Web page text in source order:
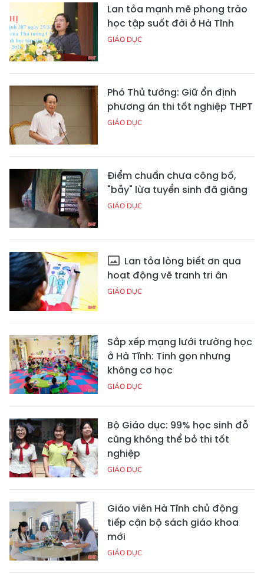
Lan tỏa mạnh mẽ phong trào
học tập suốt đời ở Hà Tĩnh
GIÁO DỤC
Phó Thủ tướng: Giữ ổn định
phương án thi tốt nghiệp THPT
GIÁO DỤC
Điểm chuẩn chưa công bố,
"bẫy" lừa tuyển sinh đã giăng
GIÁO DỤC
Lan tỏa lòng biết ơn qua
hoạt động vẽ tranh tri ân
GIÁO DỤC
Sắp xếp mạng lưới trường học
ở Hà Tĩnh: Tinh gọn nhưng
không cơ học
GIÁO DỤC
Bộ Giáo dục: 99% học sinh đỗ
cũng không thể bỏ thi tốt
nghiệp
GIÁO DỤC
Giáo viên Hà Tĩnh chủ động
tiếp cận bộ sách giáo khoa
mới
GIÁO DỤC